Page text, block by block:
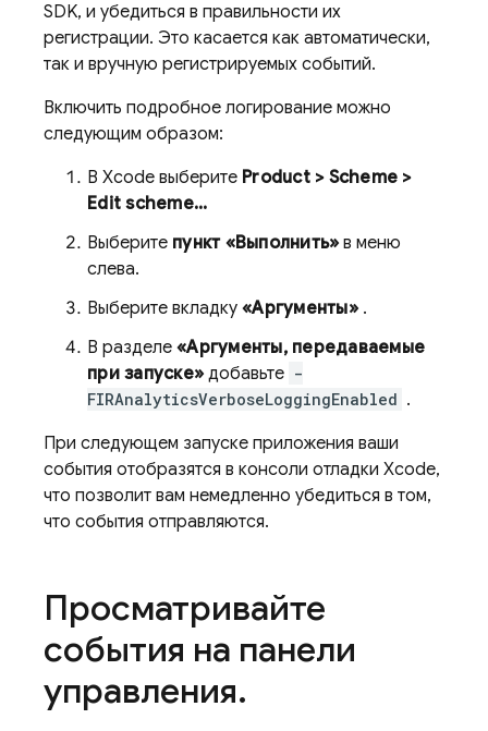
SDK, и убедиться в правильности их
регистрации. Это касается как автоматически,
так и вручную регистрируемых событий.
Включить подробное логирование можно
следующим образом:
В Xcode выберите Product > Scheme >
Edit scheme...
Выберите пункт «Выполнить» в меню
слева.
Выберите вкладку «Аргументы».
В разделе «Аргументы, передаваемые
при запуске» добавьте -
FIRAnalyticsVerboseLoggingEnabled .
При следующем запуске приложения ваши
события отобразятся в консоли отладки Xcode,
что позволит вам немедленно убедиться в том,
что события отправляются.
Просматривайте
события на панели
управления.